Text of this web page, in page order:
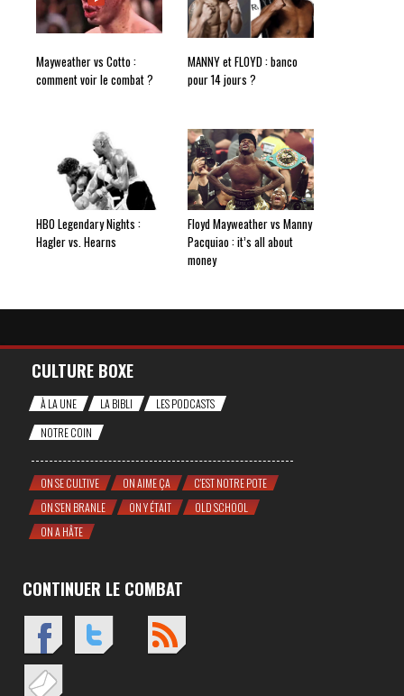
Mayweather vs Cotto :
comment voir le combat ?
MANNY et FLOYD : banco
pour 14 jours ?
HBO Legendary Nights :
Hagler vs. Hearns
Floyd Mayweather vs Manny
Pacquiao : it’s all about
money
CULTURE BOXE
À LA UNE LA BIBLI
LES PODCASTS
NOTRE COIN
ON SE CULTIVE ON AIME ÇA
C'EST NOTRE POTE
ON S'EN BRANLE
ON Y ÉTAIT
OLD SCHOOL
ON A HÂTE
CONTINUER LE COMBAT